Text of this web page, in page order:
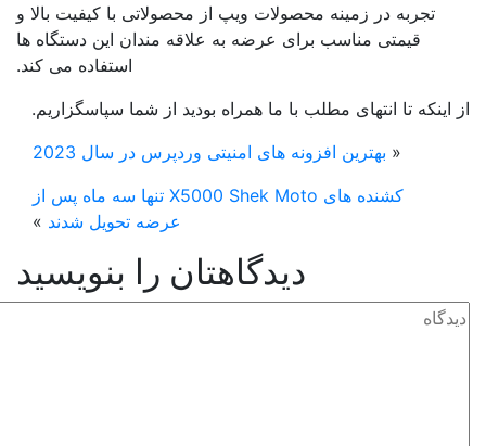
تجربه در زمینه محصولات ویپ از محصولاتی با کیفیت بالا و
قیمتی مناسب برای عرضه به علاقه مندان این دستگاه ها
استفاده می کند.
اینکه تا انتهای مطلب با ما همراه بودید از شما سپاسگزاریم.
بهترین افزونه های امنیتی وردپرس در سال 2023
کشنده های X5000 Shek Moto تنها سه ماه پس از
عرضه تحویل شدند»
دیدگاهتان را بنویسید